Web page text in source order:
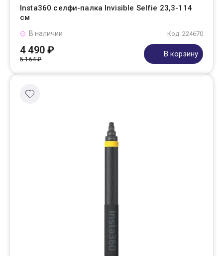
Insta360 селфи-палка Invisible Selfie 23,3-114
см
Код: 224670
В наличии
4 490 ₽
5 164 ₽
В корзину